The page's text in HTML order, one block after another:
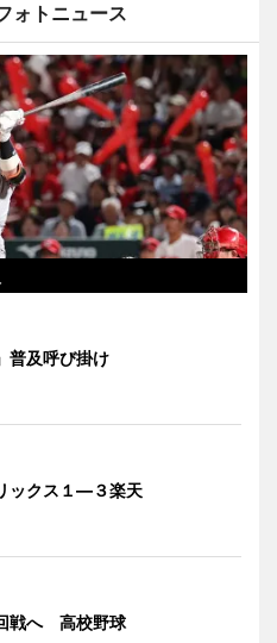
ォトニュース
普及呼び掛け
ックス１―３楽天
戦へ 高校野球